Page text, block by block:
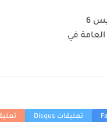
أبراج اليوم الخميس 6
أغسطس 2026 العامة في